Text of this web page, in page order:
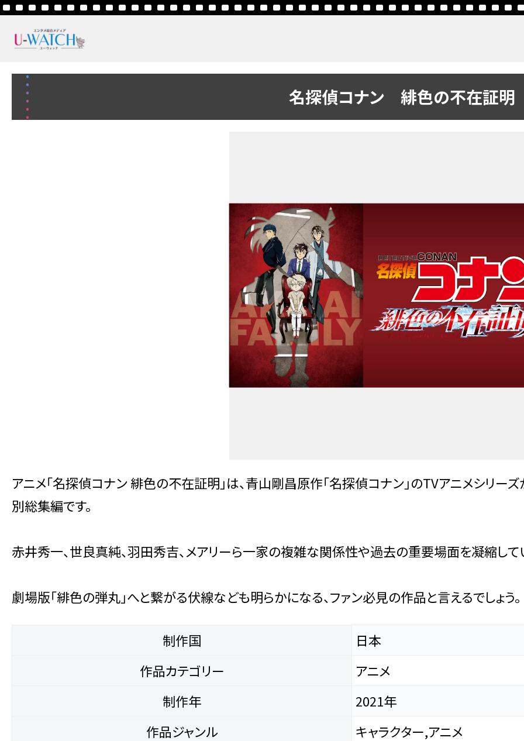
名探偵コナン 緋色の不在証明
アニメ「名探偵コナン 緋色の不在証明」は、青山剛昌原作「名探偵コナン」のTVアニメシリー
別総集編です。
赤井秀一、世良真純、羽田秀吉、メアリーら一家の複雑な関係性や過去の重要場面を凝縮して
劇場版「緋色の弾丸」へと繋がる伏線なども明らかになる、ファン必見の作品と言えるでしょう。
制作国
日本
作品カテゴリー
アニメ
制作年
2021年
作品ジャンル
キャラクター,アニメ